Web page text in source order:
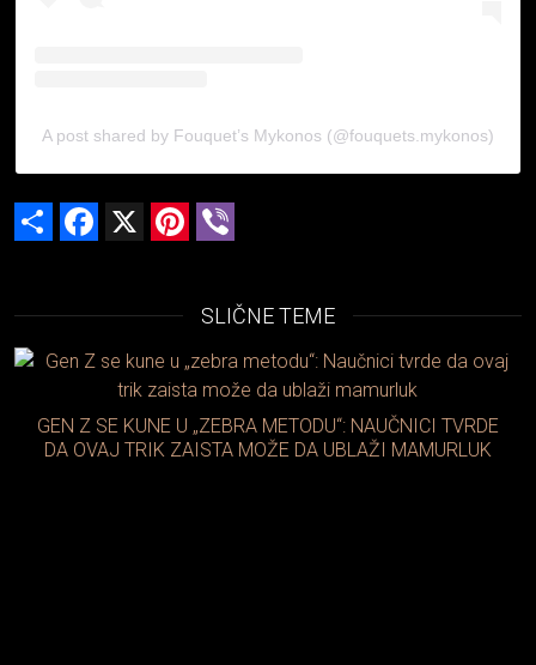
A post shared by Fouquet’s Mykonos (@fouquets.mykonos)
Share Facebook Pinterest
SLIČNE TEME
GEN Z SE KUNE U „ZEBRA METODU“: NAUČNICI TVRDE
DA OVAJ TRIK ZAISTA MOŽE DA UBLAŽI MAMURLUK